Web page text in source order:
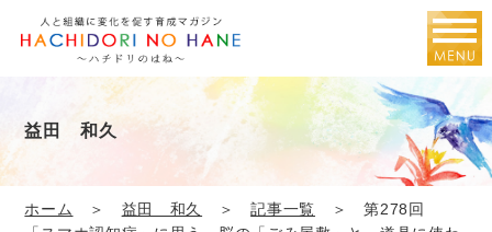
益田 和久
ホーム ＞ 益田 和久 ＞記事一覧 ＞ 第278回